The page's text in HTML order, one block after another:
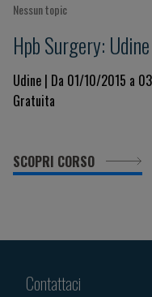
Nessun topic
Hpb Surgery:
Udine | Da 01/10/2015 a
Gratuita
SCOPRI CORSO
Contattaci